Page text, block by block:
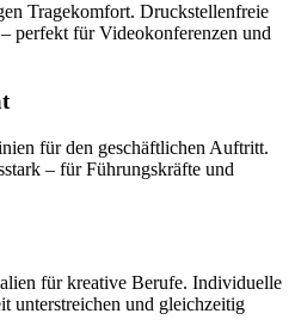
Tragekomfort. Druckstellenfreie
perfekt für Videokonferenzen und
für den geschäftlichen Auftritt.
– für Führungskräfte und
für kreative Berufe. Individuelle
unterstreichen und gleichzeitig